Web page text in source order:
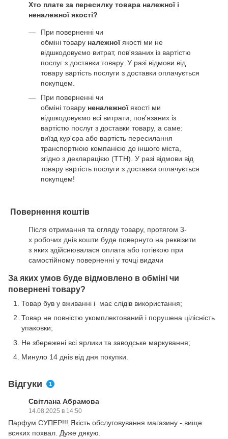
Хто плате за пересилку товара належної і
неналежної якості?
При поверненні чи
обміні товару належноїякості ми не
відшкодовуємо витрат, пов'язаних із вартістю
послуг з доставки товару. У разі відмови від
товару вартість послуги з доставки оплачується
покупцем.
При поверненні чи
обміні товару неналежноїякості ми
відшкодовуємо всі витрати, пов'язаних із
вартістю послуг з доставки товару, а саме:
виїзд кур'єра або вартість пересилання
транспортною компанією до іншого міста,
згідно з декларацією (ТТН). У разі відмови від
товару вартість послуги з доставки оплачується
покупцем!
Повернення коштів
Після отримання та огляду товару, протягом 3-
х робочих днів кошти буде повернуто на реквізити
з яких здійснювалася оплата або готівкою при
самостійному поверненні у точці видачи
За яких умов буде відмовлено в обміні чи
повернені товару?
Товар був у вживанні і має слідів використання;
Товар не повністю укомплектований і порушена цілісність
упаковки;
Не збережені всі ярлики та заводське маркування;
Минуло 14 днів від дня покупки.
Відгуки 1
Світлана Абрамова
14.08.2025 в 14:50
Парфум СУПЕР!!! Якість обслуговування магазину - вище
всяких похвал. Дуже дякую.